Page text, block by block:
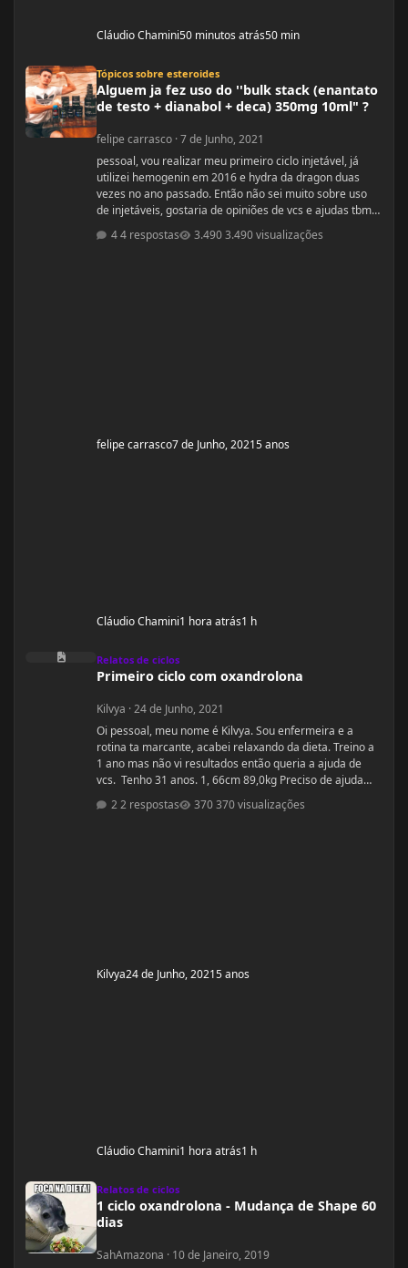
Cláudio Chamini50 minutos atrás50 min
Tópicos sobre esteroides
Alguem ja fez uso do ''bulk stack (enantato
de testo + dianabol + deca) 350mg 10ml" ?
felipe carrasco ·7 de Junho, 2021
pessoal, vou realizar meu primeiro ciclo injetável, já
utilizei hemogenin em 2016 e hydra da dragon duas
vezes no ano passado. Então não sei muito sobre uso
de injetáveis, gostaria de opiniões de vcs e ajudas tbm
stack que é formado por ENANTATO DE
4 respostas 3.490 visualizações
felipe carrasco7 de Junho, 20215 anos
Cláudio Chamini1 hora atrás1 h
Primeiro ciclo com oxandrolona
Relatos de ciclos
Primeiro ciclo com oxandrolona
Kilvya ·24 de Junho, 2021
Oi pessoal, meu nome é Kilvya. Sou enfermeira e a
rotina ta marcante, acabei relaxando da dieta. Treino a
1 ano mas não vi resultados então queria a ajuda de
vcs. Tenho 31 anos. 1, 66cm 89,0kg Preciso de ajuda
começar junto com vcs do zero.
2 respostas 370 visualizações
Kilvya24 de Junho, 20215 anos
Cláudio Chamini1 hora atrás1 h
Relatos de ciclos
1 ciclo oxandrolona - Mudança de Shape 60
dias
SahAmazona · 10 de Janeiro, 2019